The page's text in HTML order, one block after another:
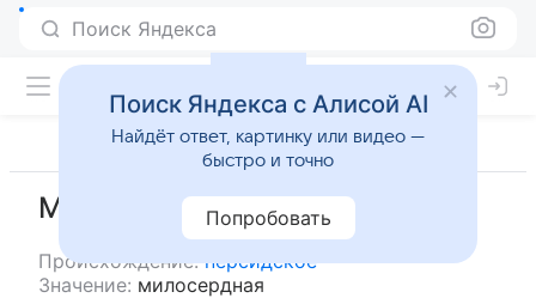
Поиск Яндекса
Михербан
Происхождение: персидское
Значение: милосердная
Поиск Яндекса с Алисой AI
Найдёт ответ, картинку или видео —
быстро и точно
Попробовать